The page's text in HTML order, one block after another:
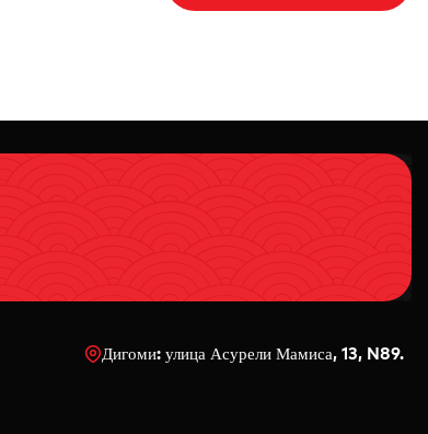
Дигоми: улица Асурели Мамиса, 13, N89.